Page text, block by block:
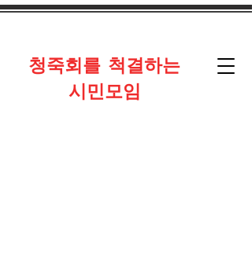
​청죽회를 척결하는
시민모임